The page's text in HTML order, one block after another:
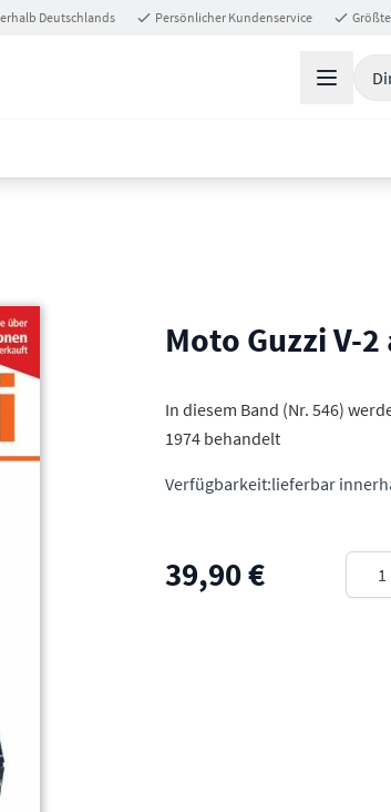
Deutschlands Persönlicher Kundenservice
Moto Guzzi V-
In diesem Band (Nr. 546)
1974 behandelt
Verfügbarkeit:lieferbar
39,90 €